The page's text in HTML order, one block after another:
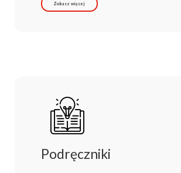
Zobacz więcej
Podręczniki